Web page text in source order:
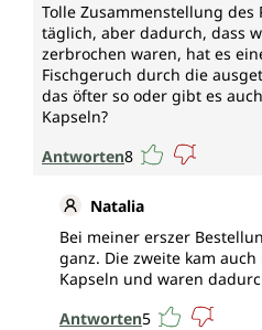
Tolle Zusammenstellung des
täglich, aber dadurch, dass
zerbrochen waren, hat es
Fischgeruch durch die
das öfter so oder gibt es
Kapseln?
Antworten8
Natalia
Bei meiner erszer
ganz. Die zweite kam
Kapseln und waren
Antworten5